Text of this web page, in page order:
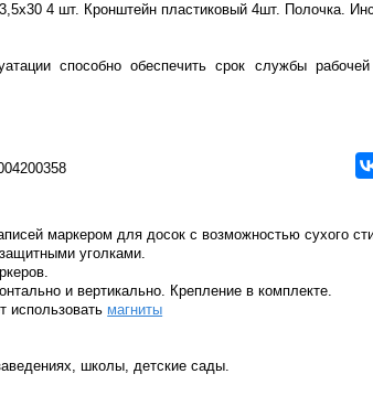
4 шт. Кронштейн пластиковый 4шт. Полочка.
способно обеспечить срок службы рабочей
маркером для досок с возможностью сухого
уголками.
и вертикально. Крепление в комплекте.
использовать магниты
школы, детские сады.